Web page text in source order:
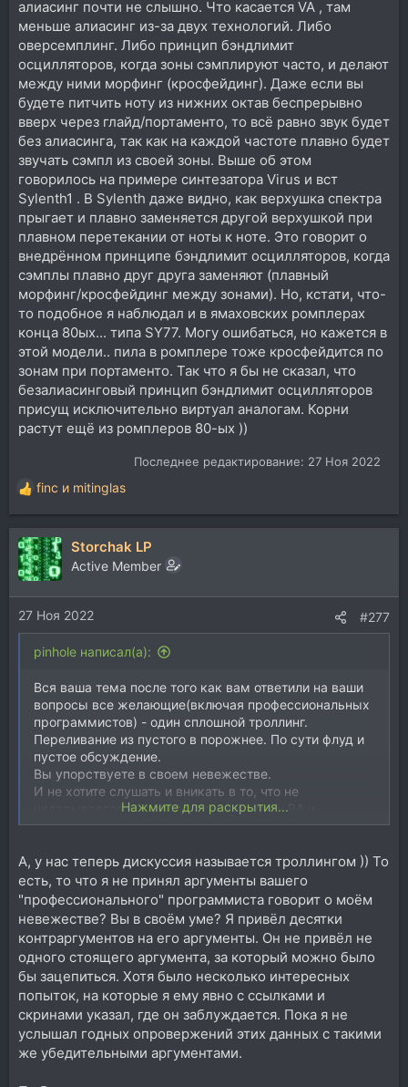
алиасинг почти не слышно. Что касается VA , там
меньше алиасинг из-за двух технологий. Либо
оверсемплинг. Либо принцип бэндлимит
осцилляторов, когда зоны сэмплируют часто, и делают
между ними морфинг (кросфейдинг). Даже если вы
будете питчить ноту из нижних октав беспрерывно
вверх через глайд/портаменто, то всё равно звук будет
без алиасинга, так как на каждой частоте плавно будет
звучать сэмпл из своей зоны. Выше об этом
говорилось на примере синтезатора Virus и вст
Sylenth1 . В Sylenth даже видно, как верхушка спектра
прыгает и плавно заменяется другой верхушкой при
плавном перетекании от ноты к ноте. Это говорит о
внедрённом принципе бэндлимит осцилляторов, когда
сэмплы плавно друг друга заменяют (плавный
морфинг/кросфейдинг между зонами). Но, кстати, что-
то подобное я наблюдал и в ямаховских ромплерах
конца 80ых... типа SY77. Могу ошибаться, но кажется в
этой модели.. пила в ромплере тоже кросфейдится по
зонам при портаменто. Так что я бы не сказал, что
безалиасинговый принцип бэндлимит осцилляторов
присущ исключительно виртуал аналогам. Корни
растут ещё из ромплеров 80-ых ))
Последнее редактирование: 27 Ноя 2022
Р
е
а
к
ц
и
и
:
finc и mitinglas
Storchak LP
Active Member
27 Ноя 2022 #277
pinhole написал(а):
Вся ваша тема после того как вам ответили на ваши
вопросы все желающие(включая профессиональных
программистов) - один сплошной троллинг.
Переливание из пустого в порожнее. По сути флуд и
пустое обсуждение.
Вы упорствуете в своем невежестве.
И не хотите слушать и вникать в то, что не
укладывается в ваши фантазии на тему ВА и
Ромплеров.
Пользы от такой темы ноль из-за вашей позиции - не
слышать и не видеть ничего кроме своих фантазий.
Нажмите для раскрытия...
А, у нас теперь дискуссия называется троллингом )) То
есть, то что я не принял аргументы вашего
"профессионального" программиста говорит о моём
невежестве? Вы в своём уме? Я привёл десятки
контраргументов на его аргументы. Он не привёл не
одного стоящего аргумента, за который можно было
бы зацепиться. Хотя было несколько интересных
попыток, на которые я ему явно с ссылками и
скринами указал, где он заблуждается. Пока я не
услышал годных опровержений этих данных с такими
же убедительными аргументами.